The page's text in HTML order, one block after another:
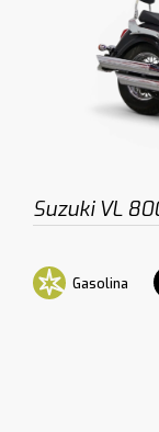
Suzuki VL
Gasolina